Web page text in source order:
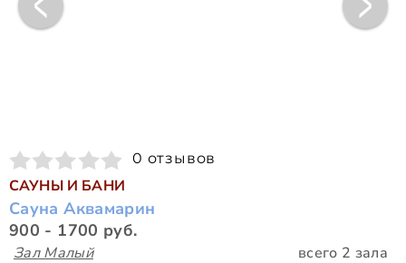
0 отзывов
САУНЫ И БАНИ
Сауна Аквамарин
900 - 1700 руб.
Зал Малый всего 2 зала